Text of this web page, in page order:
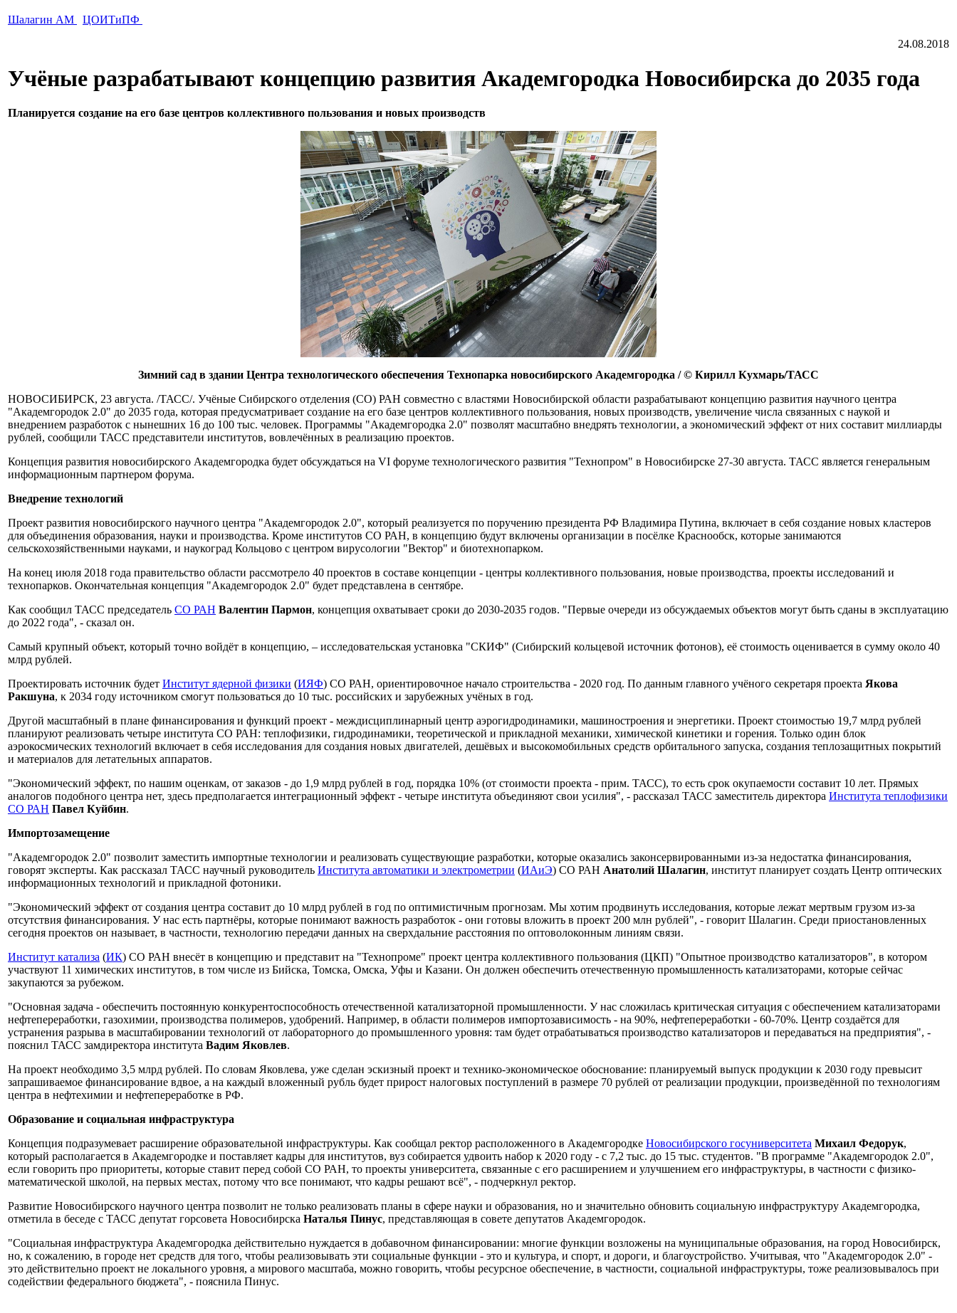
Шалагин АМ
ЦОИТиПФ
24.08.2018
Учёные разрабатывают концепцию развития Академгородка Новосибирска до 2035 года
Планируется создание на его базе центров коллективного пользования и новых производств
Зимний сад в здании Центра технологического обеспечения Технопарка новосибирского Академгородка / © Кирилл Кухмарь/ТАСС
НОВОСИБИРСК, 23 августа. /ТАСС/. Учёные Сибирского отделения (СО) РАН совместно с властями Новосибирской области разрабатывают концепцию развития научного центра
"Академгородок 2.0" до 2035 года, которая предусматривает создание на его базе центров коллективного пользования, новых производств, увеличение числа связанных с наукой и
внедрением разработок с нынешних 16 до 100 тыс. человек. Программы "Академгородка 2.0" позволят масштабно внедрять технологии, а экономический эффект от них составит миллиарды
рублей, сообщили ТАСС представители институтов, вовлечённых в реализацию проектов.
Концепция развития новосибирского Академгородка будет обсуждаться на VI форуме технологического развития "Технопром" в Новосибирске 27-30 августа. ТАСС является генеральным
информационным партнером форума.
Внедрение технологий
Проект развития новосибирского научного центра "Академгородок 2.0", который реализуется по поручению президента РФ Владимира Путина, включает в себя создание новых кластеров
для объединения образования, науки и производства. Кроме институтов СО РАН, в концепцию будут включены организации в посёлке Краснообск, которые занимаются
сельскохозяйственными науками, и наукоград Кольцово с центром вирусологии "Вектор" и биотехнопарком.
На конец июля 2018 года правительство области рассмотрело 40 проектов в составе концепции - центры коллективного пользования, новые производства, проекты исследований и
технопарков. Окончательная концепция "Академгородок 2.0" будет представлена в сентябре.
Как сообщил ТАСС председатель СО РАН Валентин Пармон, концепция охватывает сроки до 2030-2035 годов. "Первые очереди из обсуждаемых объектов могут быть сданы в эксплуатацию
до 2022 года", - сказал он.
Самый крупный объект, который точно войдёт в концепцию, – исследовательская установка "СКИФ" (Сибирский кольцевой источник фотонов), её стоимость оценивается в сумму около 40
млрд рублей.
Проектировать источник будет Институт ядерной физики (ИЯФ) СО РАН, ориентировочное начало строительства - 2020 год. По данным главного учёного секретаря проекта Якова
Ракшуна, к 2034 году источником смогут пользоваться до 10 тыс. российских и зарубежных учёных в год.
Другой масштабный в плане финансирования и функций проект - междисциплинарный центр аэрогидродинамики, машиностроения и энергетики. Проект стоимостью 19,7 млрд рублей
планируют реализовать четыре института СО РАН: теплофизики, гидродинамики, теоретической и прикладной механики, химической кинетики и горения. Только один блок
аэрокосмических технологий включает в себя исследования для создания новых двигателей, дешёвых и высокомобильных средств орбитального запуска, создания теплозащитных покрытий
и материалов для летательных аппаратов.
"Экономический эффект, по нашим оценкам, от заказов - до 1,9 млрд рублей в год, порядка 10% (от стоимости проекта - прим. ТАСС), то есть срок окупаемости составит 10 лет. Прямых
аналогов подобного центра нет, здесь предполагается интеграционный эффект - четыре института объединяют свои усилия", - рассказал ТАСС заместитель директора Института теплофизики
СО РАН Павел Куйбин.
Импортозамещение
"Академгородок 2.0" позволит заместить импортные технологии и реализовать существующие разработки, которые оказались законсервированными из-за недостатка финансирования,
говорят эксперты. Как рассказал ТАСС научный руководитель Института автоматики и электрометрии (ИАиЭ) СО РАН Анатолий Шалагин, институт планирует создать Центр оптических
информационных технологий и прикладной фотоники.
"Экономический эффект от создания центра составит до 10 млрд рублей в год по оптимистичным прогнозам. Мы хотим продвинуть исследования, которые лежат мертвым грузом из-за
отсутствия финансирования. У нас есть партнёры, которые понимают важность разработок - они готовы вложить в проект 200 млн рублей", - говорит Шалагин. Среди приостановленных
сегодня проектов он называет, в частности, технологию передачи данных на сверхдальние расстояния по оптоволоконным линиям связи.
Институт катализа (ИК) СО РАН внесёт в концепцию и представит на "Технопроме" проект центра коллективного пользования (ЦКП) "Опытное производство катализаторов", в котором
участвуют 11 химических институтов, в том числе из Бийска, Томска, Омска, Уфы и Казани. Он должен обеспечить отечественную промышленность катализаторами, которые сейчас
закупаются за рубежом.
"Основная задача - обеспечить постоянную конкурентоспособность отечественной катализаторной промышленности. У нас сложилась критическая ситуация с обеспечением катализаторами
нефтепереработки, газохимии, производства полимеров, удобрений. Например, в области полимеров импортозависимость - на 90%, нефтепереработки - 60-70%. Центр создаётся для
устранения разрыва в масштабировании технологий от лабораторного до промышленного уровня: там будет отрабатываться производство катализаторов и передаваться на предприятия", -
пояснил ТАСС замдиректора института Вадим Яковлев.
На проект необходимо 3,5 млрд рублей. По словам Яковлева, уже сделан эскизный проект и технико-экономическое обоснование: планируемый выпуск продукции к 2030 году превысит
запрашиваемое финансирование вдвое, а на каждый вложенный рубль будет прирост налоговых поступлений в размере 70 рублей от реализации продукции, произведённой по технологиям
центра в нефтехимии и нефтепереработке в РФ.
Образование и социальная инфраструктура
Концепция подразумевает расширение образовательной инфраструктуры. Как сообщал ректор расположенного в Академгородке Новосибирского госуниверситета Михаил Федорук,
который располагается в Академгородке и поставляет кадры для институтов, вуз собирается удвоить набор к 2020 году - с 7,2 тыс. до 15 тыс. студентов. "В программе "Академгородок 2.0",
если говорить про приоритеты, которые ставит перед собой СО РАН, то проекты университета, связанные с его расширением и улучшением его инфраструктуры, в частности с физико-
математической школой, на первых местах, потому что все понимают, что кадры решают всё", - подчеркнул ректор.
Развитие Новосибирского научного центра позволит не только реализовать планы в сфере науки и образования, но и значительно обновить социальную инфраструктуру Академгородка,
отметила в беседе с ТАСС депутат горсовета Новосибирска Наталья Пинус, представляющая в совете депутатов Академгородок.
"Социальная инфраструктура Академгородка действительно нуждается в добавочном финансировании: многие функции возложены на муниципальные образования, на город Новосибирск,
но, к сожалению, в городе нет средств для того, чтобы реализовывать эти социальные функции - это и культура, и спорт, и дороги, и благоустройство. Учитывая, что "Академгородок 2.0" -
это действительно проект не локального уровня, а мирового масштаба, можно говорить, чтобы ресурсное обеспечение, в частности, социальной инфраструктуры, тоже реализовывалось при
содействии федерального бюджета", - пояснила Пинус.